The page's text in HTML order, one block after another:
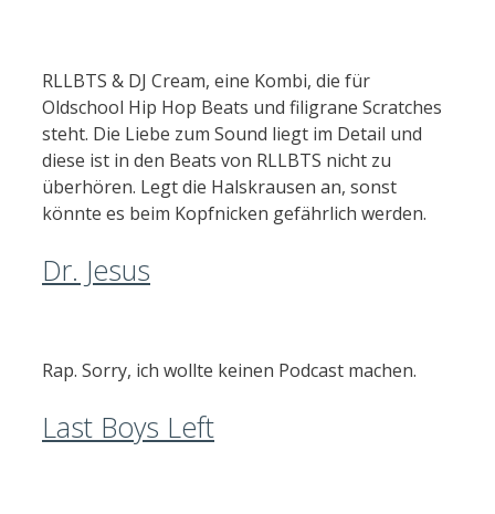
RLLBTS & DJ Cream, eine Kombi, die für
Oldschool Hip Hop Beats und filigrane Scratches
steht. Die Liebe zum Sound liegt im Detail und
diese ist in den Beats von RLLBTS nicht zu
überhören. Legt die Halskrausen an, sonst
könnte es beim Kopfnicken gefährlich werden.
Dr. Jesus
Rap. Sorry, ich wollte keinen Podcast machen.
Last Boys Left